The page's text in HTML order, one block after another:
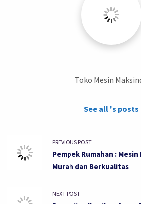
Toko Mesin
See all 's posts
PREVIOUS POST
Pempek Rumahan :
Murah dan Berkualitas
NEXT POST